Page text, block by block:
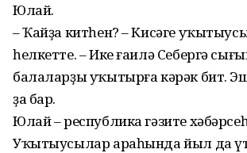
Юлай.
– Ҡайҙа китһен? – Кисәге
һелкетте. – Ике ғаилә Себергә
балаларҙы уҡытырға кәрәк бит.
ҙа бар.
Юлай – республика гәзите
Уҡытыусылар араһында йыл да